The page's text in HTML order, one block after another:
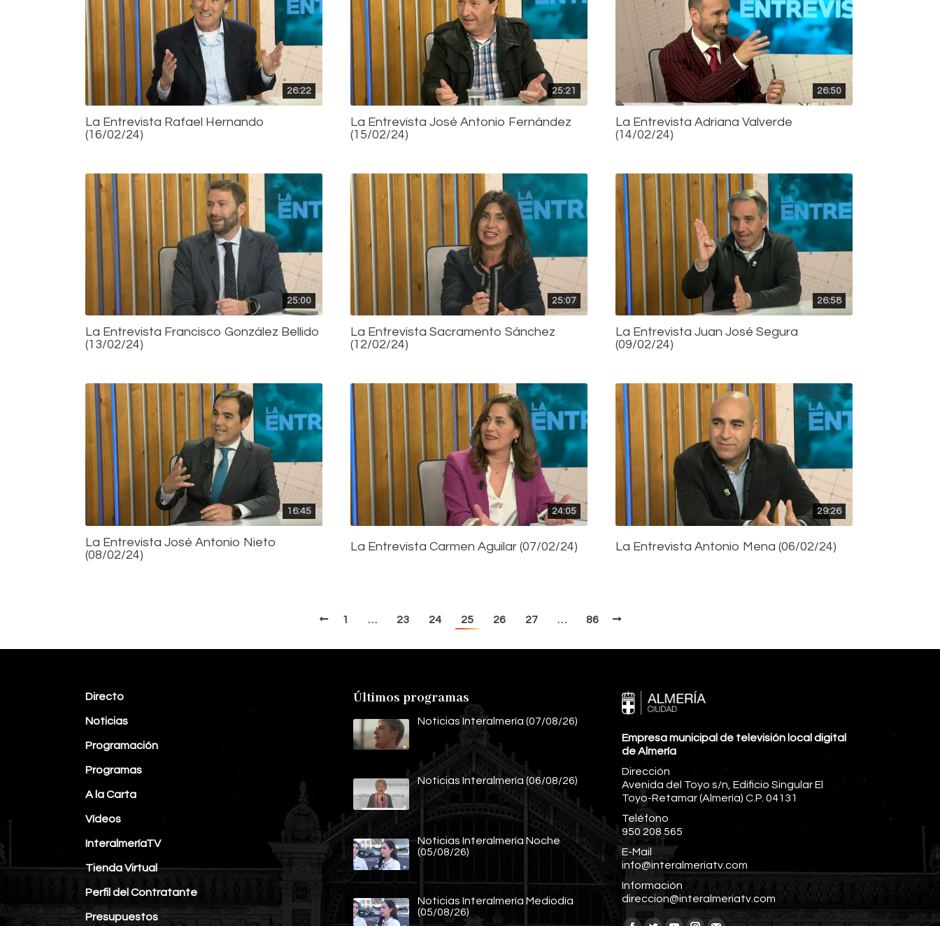
26:22
La Entrevista Rafael Hernando
(16/02/24)
25:21
La Entrevista José Antonio Fernández
(15/02/24)
26:50
La Entrevista Adriana Valverde
(14/02/24)
25:00
La Entrevista Francisco González Bellido
(13/02/24)
25:07
La Entrevista Sacramento Sánchez
(12/02/24)
26:58
La Entrevista Juan José Segura
(09/02/24)
16:45
La Entrevista José Antonio Nieto
(08/02/24)
24:05
La Entrevista Carmen Aguilar (07/02/24)
29:26
La Entrevista Antonio Mena (06/02/24)
1 … 23 24 25 26 27 … 86
Directo
Noticias
Programación
Programas
A la Carta
Vídeos
InteralmeríaTV
Tienda Virtual
Perfil del Contratante
Presupuestos
Últimos programas
Noticias Interalmería (07/08/26)
Noticias Interalmería (06/08/26)
Noticias Interalmería Noche
(05/08/26)
Noticias Interalmería Mediodía
(05/08/26)
Empresa municipal de televisión local digital
de Almería
Dirección
Avenida del Toyo s/n, Edificio Singular El
Toyo-Retamar (Almería) C.P. 04131
Teléfono
950 208 565
E-Mail
info@interalmeriatv.com
Información
direccion@interalmeriatv.com
Encuéntranos en: